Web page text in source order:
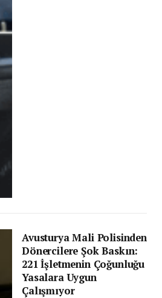
Avusturya Mali Polisinden
Dönercilere Şok Baskın:
221 İşletmenin Çoğunluğu
Yasalara Uygun
Çalışmıyor